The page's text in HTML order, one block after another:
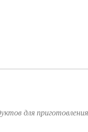
для